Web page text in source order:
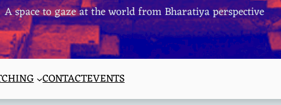
A space to gaze at the world from Bharatiya perspective
CONTACTEVENTS